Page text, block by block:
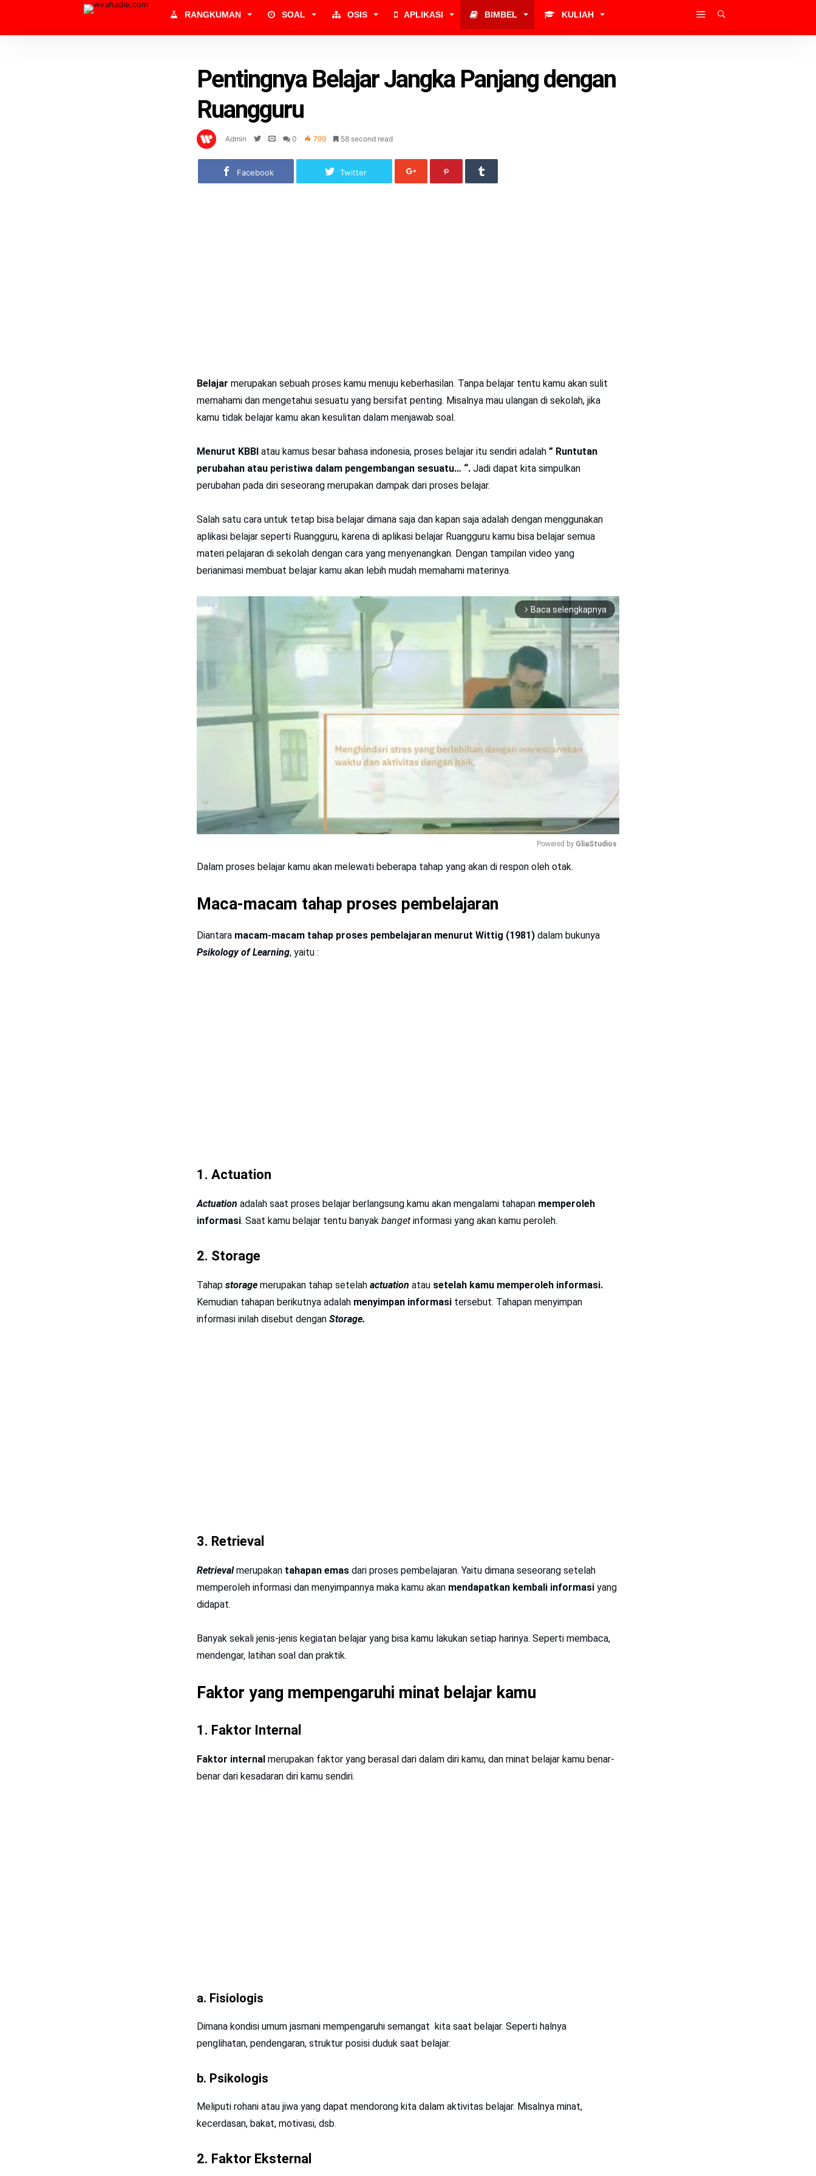
RANGKUMAN SOAL OSIS APLIKASI BIMBEL KULIAH
Pentingnya Belajar Jangka Panjang dengan
Ruangguru
Admin 0 799 58 second read
Facebook Twitter
Belajar merupakan sebuah proses kamu menuju keberhasilan. Tanpa belajar tentu kamu akan sulit
memahami dan mengetahui sesuatu yang bersifat penting. Misalnya mau ulangan di sekolah, jika
kamu tidak belajar kamu akan kesulitan dalam menjawab soal.
Menurut KBBI atau kamus besar bahasa indonesia, proses belajar itu sendiri adalah ” Runtutan
perubahan atau peristiwa dalam pengembangan sesuatu… “. Jadi dapat kita simpulkan
perubahan pada diri seseorang merupakan dampak dari proses belajar.
Salah satu cara untuk tetap bisa belajar dimana saja dan kapan saja adalah dengan menggunakan
aplikasi belajar seperti Ruangguru, karena di aplikasi belajar Ruangguru kamu bisa belajar semua
materi pelajaran di sekolah dengan cara yang menyenangkan. Dengan tampilan video yang
berianimasi membuat belajar kamu akan lebih mudah memahami materinya.
arrow_forward_ios Baca selengkapnya
Powered by GliaStudios
Dalam proses belajar kamu akan melewati beberapa tahap yang akan di respon oleh otak.
Maca-macam tahap proses pembelajaran
Diantara macam-macam tahap proses pembelajaran menurut Wittig (1981) dalam bukunya
Psikology of Learning, yaitu :
1. Actuation
Actuation adalah saat proses belajar berlangsung kamu akan mengalami tahapan memperoleh
informasi. Saat kamu belajar tentu banyak banget informasi yang akan kamu peroleh.
2. Storage
Tahap storage merupakan tahap setelah actuation atau setelah kamu memperoleh informasi.
Kemudian tahapan berikutnya adalah menyimpan informasi tersebut. Tahapan menyimpan
informasi inilah disebut dengan Storage.
3. Retrieval
Retrievalmerupakan tahapan emas dari proses pembelajaran. Yaitu dimana seseorang setelah
memperoleh informasi dan menyimpannya maka kamu akan mendapatkan kembali informasi yang
didapat.
Banyak sekali jenis-jenis kegiatan belajar yang bisa kamu lakukan setiap harinya. Seperti membaca,
mendengar, latihan soal dan praktik.
Faktor yang mempengaruhi minat belajar kamu
1. Faktor Internal
Faktor internal merupakan faktor yang berasal dari dalam diri kamu, dan minat belajar kamu benar-
benar dari kesadaran diri kamu sendiri.
a. Fisiologis
Dimana kondisi umum jasmani mempengaruhi semangat kita saat belajar. Seperti halnya
penglihatan, pendengaran, struktur posisi duduk saat belajar.
b. Psikologis
Meliputi rohani atau jiwa yang dapat mendorong kita dalam aktivitas belajar. Misalnya minat,
kecerdasan, bakat, motivasi, dsb.
2. Faktor Eksternal